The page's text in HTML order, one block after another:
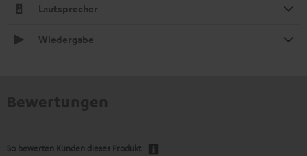
Lautsprecher
Wiedergabe
So bewerten Kunden dieses Produkt